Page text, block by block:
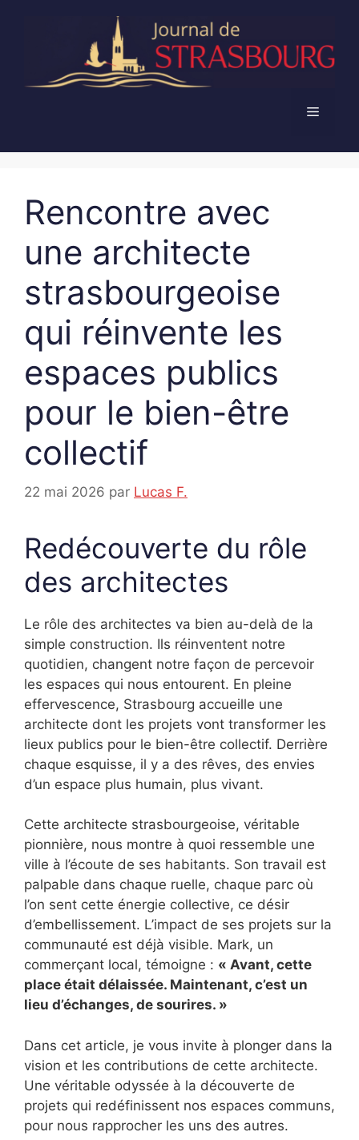
Menu
Rencontre avec
une architecte
strasbourgeoise
qui réinvente les
espaces publics
pour le bien-être
collectif
22 mai 2026 par Lucas F.
Redécouverte du rôle
des architectes
Le rôle des architectes va bien au-delà de la
simple construction. Ils réinventent notre
quotidien, changent notre façon de percevoir
les espaces qui nous entourent. En pleine
effervescence, Strasbourg accueille une
architecte dont les projets vont transformer les
lieux publics pour le bien-être collectif. Derrière
chaque esquisse, il y a des rêves, des envies
d’un espace plus humain, plus vivant.
Cette architecte strasbourgeoise, véritable
pionnière, nous montre à quoi ressemble une
ville à l’écoute de ses habitants. Son travail est
palpable dans chaque ruelle, chaque parc où
l’on sent cette énergie collective, ce désir
d’embellissement. L’impact de ses projets sur la
communauté est déjà visible. Mark, un
commerçant local, témoigne : « Avant, cette
place était délaissée. Maintenant, c’est un
lieu d’échanges, de sourires. »
Dans cet article, je vous invite à plonger dans la
vision et les contributions de cette architecte.
Une véritable odyssée à la découverte de
projets qui redéfinissent nos espaces communs,
pour nous rapprocher les uns des autres.